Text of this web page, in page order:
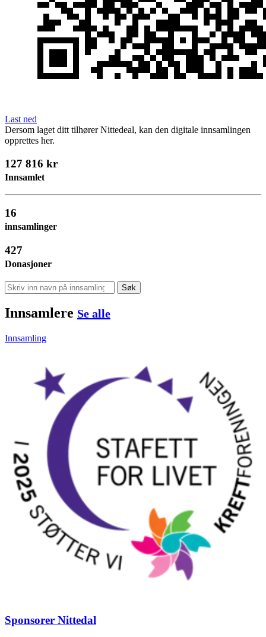
Last ned
Dersom laget ditt tilhører Nittedeal, kan den digitale innsamlingen
opprettes her.
127 816 kr
Innsamlet
16
innsamlinger
427
Donasjoner
Søk
Innsamlere Se alle
Innsamling
Sponsorer Nittedal